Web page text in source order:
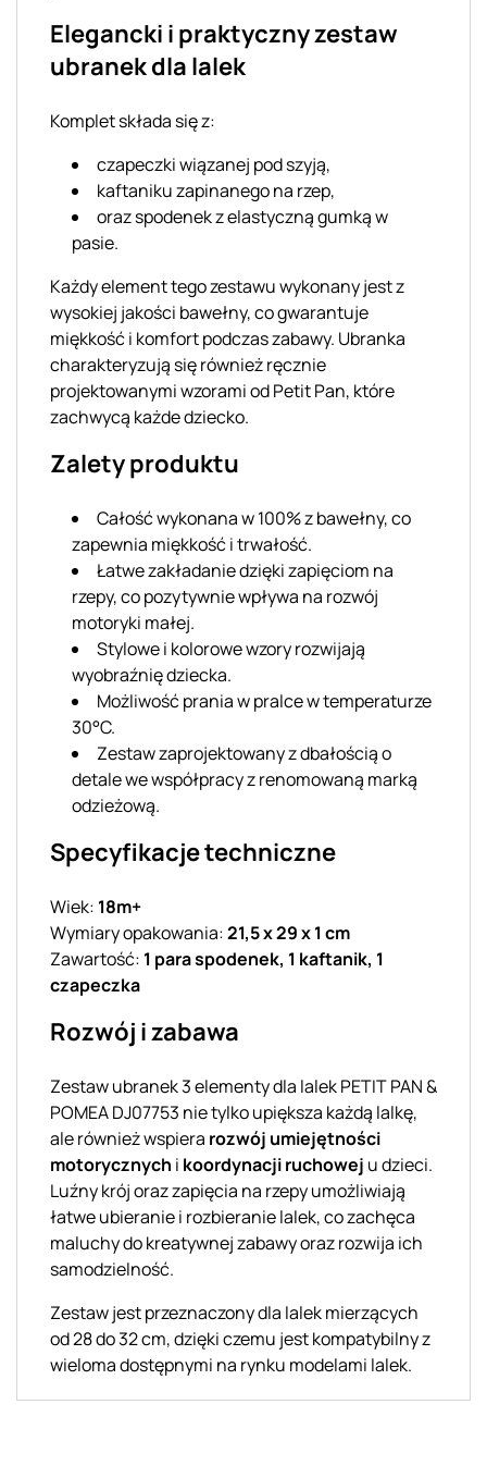
Elegancki i praktyczny zestaw
ubranek dla lalek
Komplet składa się z:
czapeczki wiązanej pod szyją,
kaftaniku zapinanego na rzep,
oraz spodenek z elastyczną gumką w
pasie.
Każdy element tego zestawu wykonany jest z
wysokiej jakości bawełny, co gwarantuje
miękkość i komfort podczas zabawy. Ubranka
charakteryzują się również ręcznie
projektowanymi wzorami od Petit Pan, które
zachwycą każde dziecko.
Zalety produktu
Całość wykonana w 100% z bawełny, co
zapewnia miękkość i trwałość.
Łatwe zakładanie dzięki zapięciom na
rzepy, co pozytywnie wpływa na rozwój
motoryki małej.
Stylowe i kolorowe wzory rozwijają
wyobraźnię dziecka.
Możliwość prania w pralce w temperaturze
30°C.
Zestaw zaprojektowany z dbałością o
detale we współpracy z renomowaną marką
odzieżową.
Specyfikacje techniczne
Wiek: 18m+
Wymiary opakowania:21,5 x 29 x 1 cm
Zawartość: 1 para spodenek, 1 kaftanik, 1
czapeczka
Rozwój i zabawa
Zestaw ubranek 3 elementy dla lalek PETIT PAN &
POMEA DJ07753 nie tylko upiększa każdą lalkę,
ale również wspiera rozwój umiejętności
motorycznych i koordynacji ruchowej u dzieci.
Luźny krój oraz zapięcia na rzepy umożliwiają
łatwe ubieranie i rozbieranie lalek, co zachęca
maluchy do kreatywnej zabawy oraz rozwija ich
samodzielność.
Zestaw jest przeznaczony dla lalek mierzących
od 28 do 32 cm, dzięki czemu jest kompatybilny z
wieloma dostępnymi na rynku modelami lalek.